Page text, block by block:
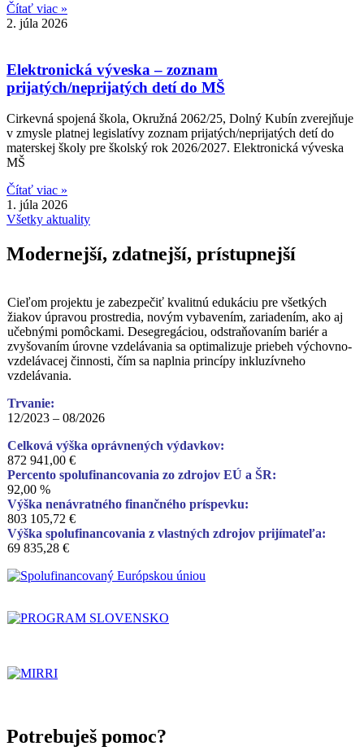
Čítať viac »
2. júla 2026
Elektronická výveska – zoznam
prijatých/neprijatých detí do MŠ
Cirkevná spojená škola, Okružná 2062/25, Dolný Kubín zverejňuje
v zmysle platnej legislatívy zoznam prijatých/neprijatých detí do
materskej školy pre školský rok 2026/2027. Elektronická výveska
MŠ
Čítať viac »
1. júla 2026
Všetky aktuality
Modernejší, zdatnejší, prístupnejší
Cieľom projektu je zabezpečiť kvalitnú edukáciu pre všetkých
žiakov úpravou prostredia, novým vybavením, zariadením, ako aj
učebnými pomôckami. Desegregáciou, odstraňovaním bariér a
zvyšovaním úrovne vzdelávania sa optimalizuje priebeh výchovno-
vzdelávacej činnosti, čím sa naplnia princípy inkluzívneho
vzdelávania.
Trvanie:
12/2023 – 08/2026
Celková výška oprávnených výdavkov:
872 941,00 €
Percento spolufinancovania zo zdrojov EÚ a ŠR:
92,00 %
Výška nenávratného finančného príspevku:
803 105,72 €
Výška spolufinancovania z vlastných zdrojov prijímateľa:
69 835,28 €
Potrebuješ pomoc?